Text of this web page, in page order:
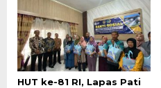
HUT ke-81 RI, Lapas Pati